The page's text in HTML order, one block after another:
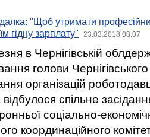
"Щоб утримати
гідну зарплату"
23.03.2018 08:07
в Чернігівській
голови
організацій
спільне
соціально-
координаційного